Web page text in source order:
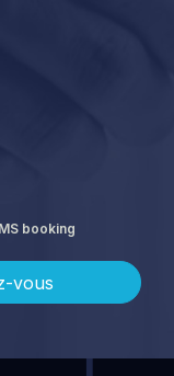
booking
vous